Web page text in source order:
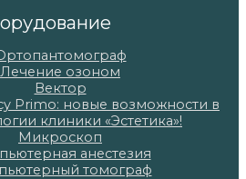
Лечение озоном
Вектор
Primo: новые возможности в
клиники «Эстетика»!
Микроскоп
анестезия
томограф